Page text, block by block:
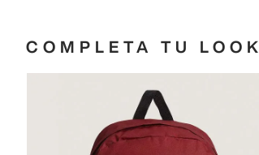
COMPLETA TU LOOK